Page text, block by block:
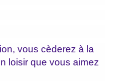
vous cèderez à la
loisir que vous aimez